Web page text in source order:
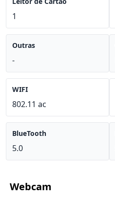
1
Outras
-
WIFI
802.11 ac
BlueTooth
5.0
Webcam